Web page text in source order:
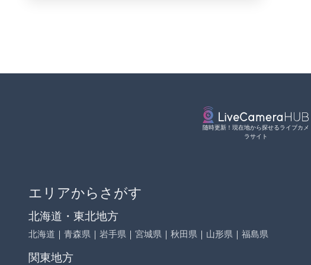
随時更新！現在地から探せるライブカメ
ラサイト
エリアからさがす
北海道・東北地方
北海道 ｜ 青森県 ｜ 岩手県 ｜ 宮城県 ｜ 秋田県 ｜ 山形県 ｜ 福島県
関東地方